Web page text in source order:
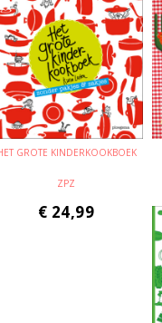
GROTE KINDERKOOKBOEK
ZPZ
€ 24,99